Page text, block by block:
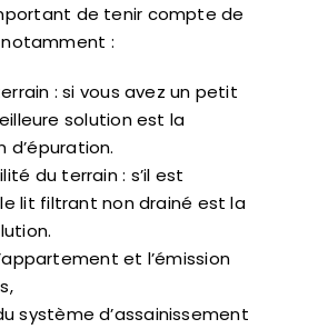
de tenir compte de
:
: si vous avez un petit
solution est la
du terrain : s’il est
lit filtrant non drainé est la
et l’émission
système d’assainissement